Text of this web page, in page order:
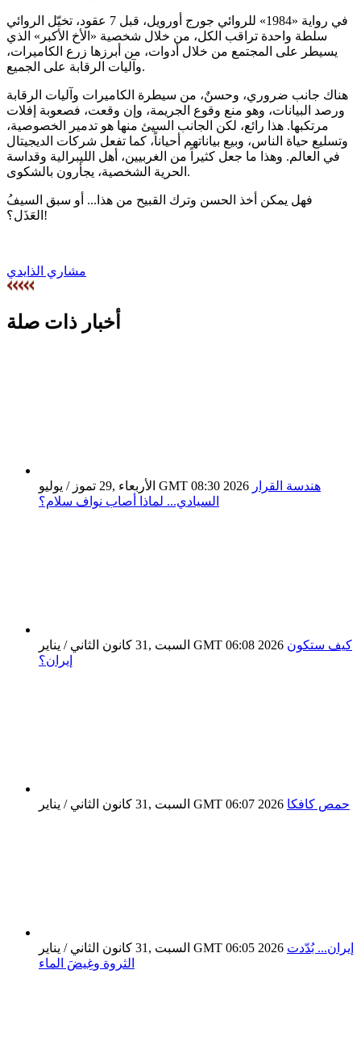
في رواية «1984» للروائي جورج أورويل، قبل 7 عقود، تخيّل الروائي
سلطة واحدة تراقب الكل، من خلال شخصية «الأخ الأكبر» الذي
يسيطر على المجتمع من خلال أدوات، من أبرزها زرع الكاميرات،
وآليات الرقابة على الجميع.
هناك جانب ضروري، وحسنٌ، من سيطرة الكاميرات وآليات الرقابة
ورصد البيانات، وهو منع وقوع الجريمة، وإن وقعت، فصعوبة إفلات
مرتكبها. هذا رائع، لكن الجانب السيئ منها هو تدمير الخصوصية،
وتسليع حياة الناس، وبيع بياناتهم أحياناً، كما تفعل شركات الديجيتال
في العالم. وهذا ما جعل كثيراً من الغربيين، أهل الليبرالية وقداسة
الحرية الشخصية، يجأرون بالشكوى.
فهل يمكن أخذ الحسن وترك القبيح من هذا... أو سبق السيفُ
العَذَل؟!
مشاري الذايدي
أخبار ذات صلة
الأربعاء ,29 تموز / يوليو GMT 08:30 2026 هندسة القرار
السيادي... لماذا أصاب نواف سلام؟
السبت ,31 كانون الثاني / يناير GMT 06:08 2026 كيف ستكون
إيران؟
السبت ,31 كانون الثاني / يناير GMT 06:07 2026 حمص كافكا
السبت ,31 كانون الثاني / يناير GMT 06:05 2026 إيران... بُدّدت
الثروة وغِيضَ الماء